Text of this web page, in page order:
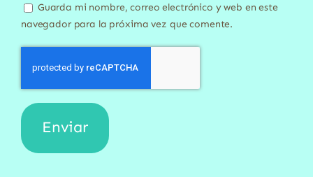
Guarda mi nombre, correo electrónico y web en este
navegador para la próxima vez que comente.